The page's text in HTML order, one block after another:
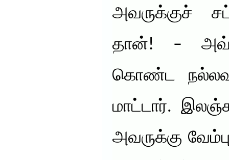
அவருக்குச்
தான்! –
கொண்ட
மாட்டார்.
அவருக்கு